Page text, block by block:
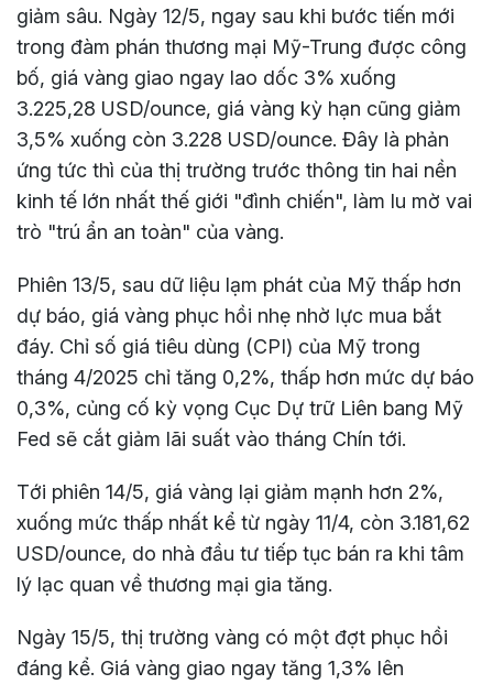
giảm sâu. Ngày 12/5, ngay sau khi bước tiến mới
trong đàm phán thương mại Mỹ-Trung được công
bố, giá vàng giao ngay lao dốc 3% xuống
3.225,28 USD/ounce, giá vàng kỳ hạn cũng giảm
3,5% xuống còn 3.228 USD/ounce. Đây là phản
ứng tức thì của thị trường trước thông tin hai nền
kinh tế lớn nhất thế giới "đình chiến", làm lu mờ vai
trò "trú ẩn an toàn" của vàng.
Phiên 13/5, sau dữ liệu lạm phát của Mỹ thấp hơn
dự báo, giá vàng phục hồi nhẹ nhờ lực mua bắt
đáy. Chỉ số giá tiêu dùng (CPI) của Mỹ trong
tháng 4/2025 chỉ tăng 0,2%, thấp hơn mức dự báo
0,3%, củng cố kỳ vọng Cục Dự trữ Liên bang Mỹ
Fed sẽ cắt giảm lãi suất vào tháng Chín tới.
Tới phiên 14/5, giá vàng lại giảm mạnh hơn 2%,
xuống mức thấp nhất kể từ ngày 11/4, còn 3.181,62
USD/ounce, do nhà đầu tư tiếp tục bán ra khi tâm
lý lạc quan về thương mại gia tăng.
Ngày 15/5, thị trường vàng có một đợt phục hồi
đáng kể. Giá vàng giao ngay tăng 1,3% lên